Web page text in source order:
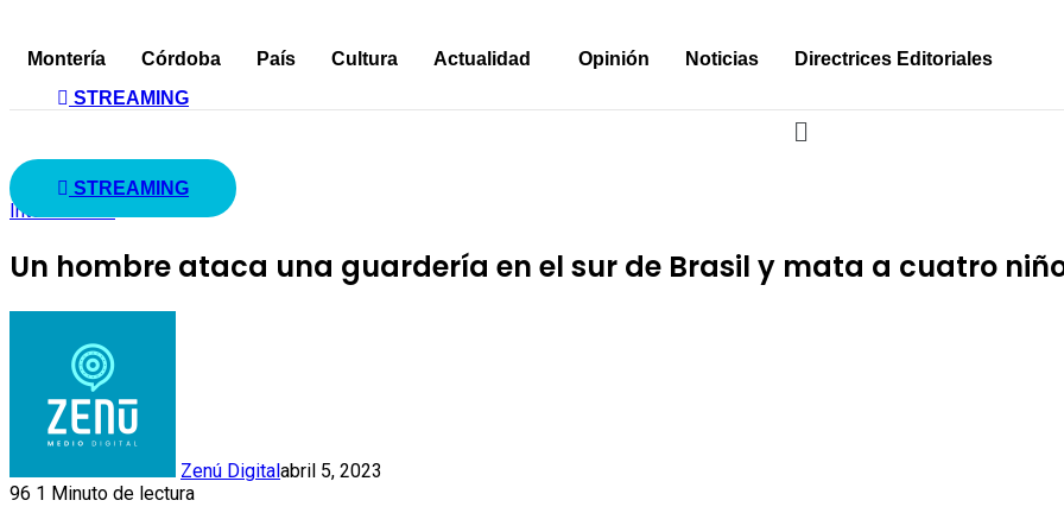
Montería Córdoba País Cultura Actualidad Opinión Noticias
Directrices Editoriales
STREAMING
STREAMING
Internacional
Un hombre ataca una guardería en el sur de Brasil y mata a cuatro
Zenú Digital abril 5, 2023
96 1 Minuto de lectura